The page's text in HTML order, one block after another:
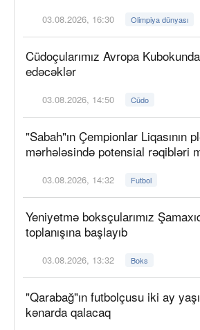
03.08.2026, 16:30 Olimpiya dünyası
Cüdoçularımız Avropa
edəcəklər
03.08.2026, 14:50 Cüdo
"Sabah"ın Çempionlar Liqasının
mərhələsində potensial rəqibləri
03.08.2026, 14:32 Futbol
Yeniyetmə boksçularımız
toplanışına başlayıb
03.08.2026, 13:32 Boks
"Qarabağ"ın futbolçusu iki ay
kənarda qalacaq